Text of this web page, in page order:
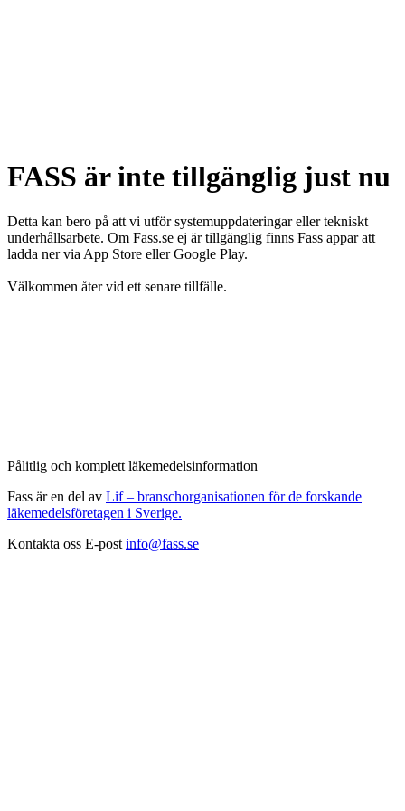
FASS är inte tillgänglig just nu
Detta kan bero på att vi utför systemuppdateringar eller tekniskt
underhållsarbete. Om Fass.se ej är tillgänglig finns Fass appar att
ladda ner via App Store eller Google Play.
Välkommen åter vid ett senare tillfälle.
Pålitlig och komplett läkemedelsinformation
Fass är en del av Lif – branschorganisationen för de forskande
läkemedelsföretagen i Sverige.
Kontakta oss E-post info@fass.se